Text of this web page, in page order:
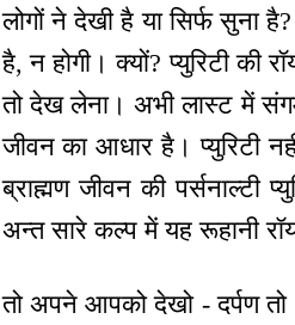
लोगों ने देखी है या सिर्फ सुना
है, न होगी। क्यों? प्युरिटी की
तो देख लेना। अभी लास्ट में
जीवन का आधार है। प्युरिटी
ब्राह्मण जीवन की पर्सनाल्टी
अन्त सारे कल्प में यह रूहानी
तो अपने आपको देखो - दर्पण